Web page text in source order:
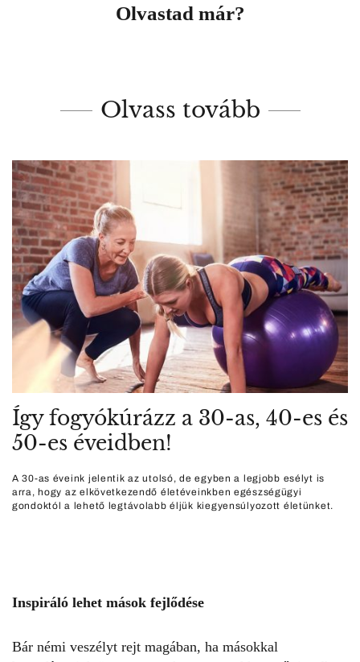
Olvastad már?
Olvass tovább
Így fogyókúrázz a 30-as, 40-es és
50-es éveidben!
A 30-as éveink jelentik az utolsó, de egyben a legjobb esélyt is
arra, hogy az elkövetkezendő életéveinkben egészségügyi
gondoktól a lehető legtávolabb éljük kiegyensúlyozott életünket.
Inspiráló lehet mások fejlődése
Bár némi veszélyt rejt magában, ha másokkal